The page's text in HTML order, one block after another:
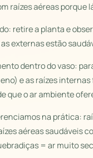
raízes aéreas porque
retire a planta e
externas estão
dentro do vaso:
e as raízes
que o ar ambiente
na prática:
aéreas saudáveis
= ar muito